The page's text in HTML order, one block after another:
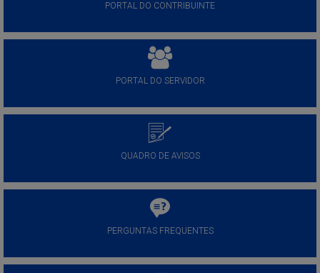
PORTAL DO CONTRIBUINTE
PORTAL DO SERVIDOR
QUADRO DE AVISOS
PERGUNTAS FREQUENTES